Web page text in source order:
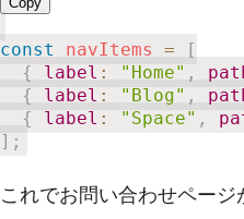
const navItems =
[
{
label : "Home" ,
{
label : "Blog" ,
{
label : "Space" ,
] ;
これでお問い合わせページ